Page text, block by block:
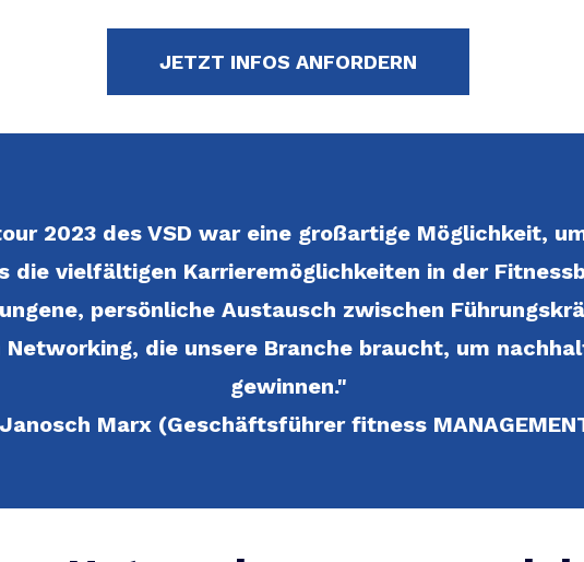
JETZT INFOS ANFORDERN
2023 des VSD war eine großartige Möglichkeit,
die vielfältigen Karrieremöglichkeiten in der
persönliche Austausch zwischen
Networking, die unsere Branche braucht, um
gewinnen."
Marx (Geschäftsführer fitness